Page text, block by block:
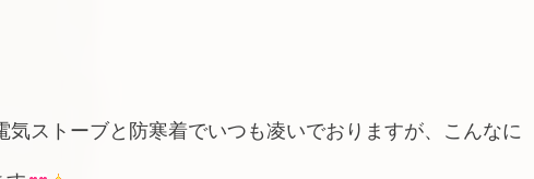
ストーブと防寒着でいつも凌いでおりますが、こんなに